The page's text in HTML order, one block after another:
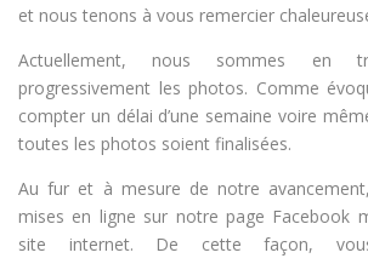
et nous tenons à vous remercier
Actuellement, nous sommes en
progressivement les photos. Comme
compter un délai d’une semaine voire
toutes les photos soient finalisées.
Au fur et à mesure de notre
mises en ligne sur notre page Facebook
site internet. De cette façon,